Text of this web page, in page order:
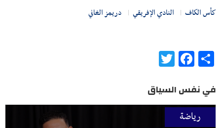
كأس الكاف النادي الإفريقي دريمز الغاني
Share
Facebook
في نفس السياق
رياضة